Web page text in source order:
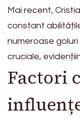
Mai recent,
constant
numeroase goluri
cruciale,
Factori